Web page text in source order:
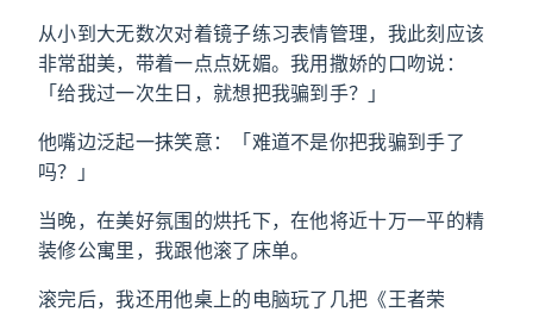
从小到大无数次对着镜子练习表情管理，我此刻应该
非常甜美，带着一点点妩媚。我用撒娇的口吻说：
「给我过一次生日，就想把我骗到手？」
他嘴边泛起一抹笑意：「难道不是你把我骗到手了
吗？」
当晚，在美好氛围的烘托下，在他将近十万一平的精
装修公寓里，我跟他滚了床单。
滚完后，我还用他桌上的电脑玩了几把《王者荣